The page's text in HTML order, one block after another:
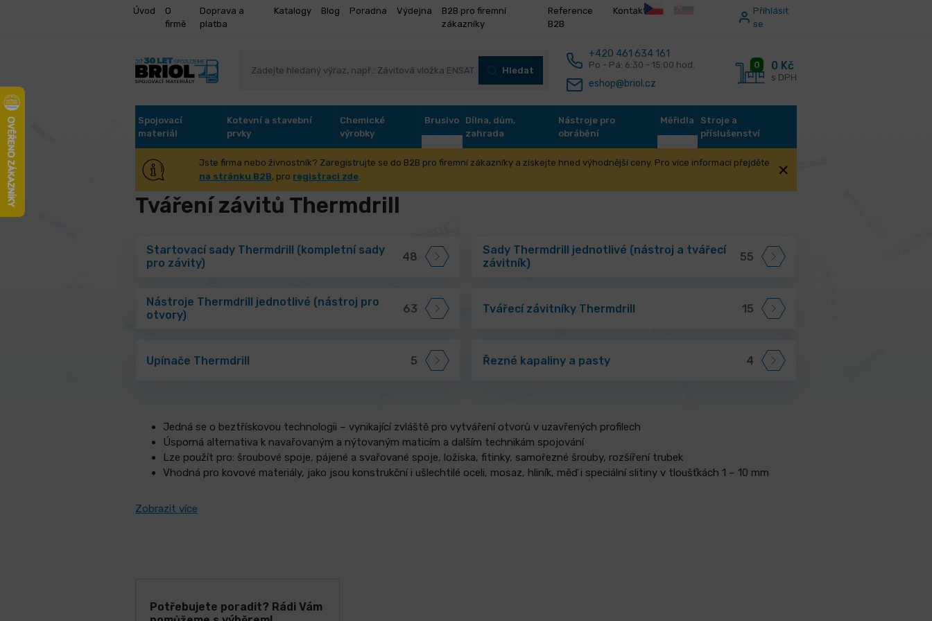
Úvod
O
firmě
Doprava a
platba
Katalogy Blog Poradna Výdejna
B2B pro firemní
zákazníky
Reference
B2B
Kontakt
Příhlásit
se
Hledat
+420 461 634 161
Po - Pá: 6:30 - 15:00 hod.
eshop@briol.cz
0 0 Kč
s DPH
Spojovací
materiál
Kotevní a stavební
prvky
Chemické
výrobky
Brusivo
Dílna, dům,
zahrada
Nástroje pro
obrábění
Měřidla
Stroje a
příslušenství
Jste firma nebo živnostník? Zaregistrujte se do B2B pro firemní zákazníky a získejte hned výhodnější ceny. Pro více informací přejděte
na stránku B2B, pro registraci zde.
Úvod Stroje a příslušenství Tváření závitů Thermdrill
Tváření závitů Thermdrill
Startovací sady Thermdrill (kompletní sady
pro závity)
48
Sady Thermdrill jednotlivé (nástroj a tvářecí
závitník)
55
Nástroje Thermdrill jednotlivé (nástroj pro
otvory)
63 Tvářecí závitníky Thermdrill 15
Upínače Thermdrill 5 Řezné kapaliny a pasty 4
Jedná se o beztřískovou technologii – vynikající zvláště pro vytváření otvorů v uzavřených profilech
Úsporná alternativa k navařovaným a nýtovaným maticím a dalším technikám spojování
Lze použít pro: šroubové spoje, pájené a svařované spoje, ložiska, fitinky, samořezné šrouby, rozšíření trubek
Vhodná pro kovové materiály, jako jsou konstrukční i ušlechtilé oceli, mosaz, hliník, měď i speciální slitiny v tloušťkách 1 – 10 mm
Zobrazit více
Potřebujete poradit? Rádi Vám